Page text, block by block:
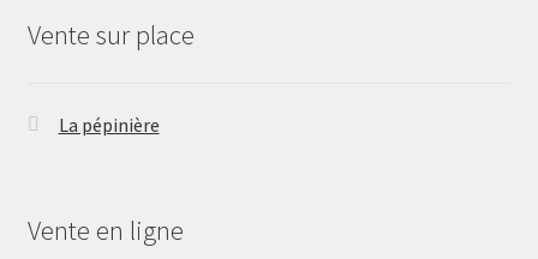
Vente sur place
La pépinière
Vente en ligne